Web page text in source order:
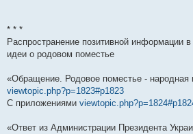
* * *
Распространение позитивной информации
идеи о родовом поместье
«Обращение. Родовое поместье - народная
viewtopic.php?p=1823#p1823
С приложениями
«Ответ из Администрации Президента